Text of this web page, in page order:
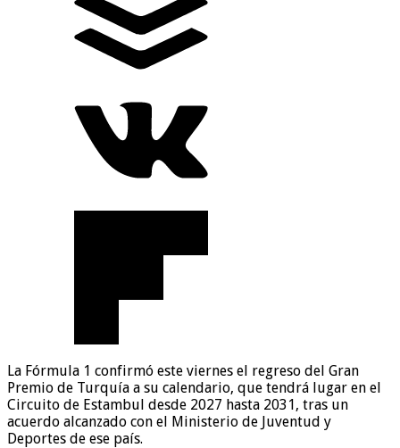
La Fórmula 1 confirmó este viernes el regreso del Gran
Premio de Turquía a su calendario, que tendrá lugar en el
Circuito de Estambul desde 2027 hasta 2031, tras un
acuerdo alcanzado con el Ministerio de Juventud y
Deportes de ese país.